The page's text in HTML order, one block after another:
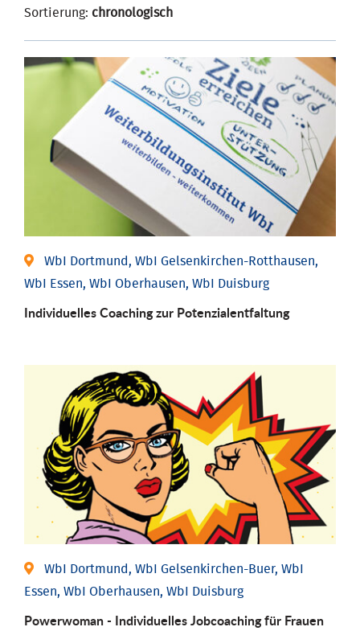
Sortierung: chronologisch
WbI Dortmund, WbI Gelsenkirchen-Rotthausen,
WbI Essen, WbI Oberhausen, WbI Duisburg
Individuelles Coaching zur Potenzialentfaltung
WbI Dortmund, WbI Gelsenkirchen-Buer, WbI
Essen, WbI Oberhausen, WbI Duisburg
Powerwoman - Individu­elles Job­coaching für Frauen